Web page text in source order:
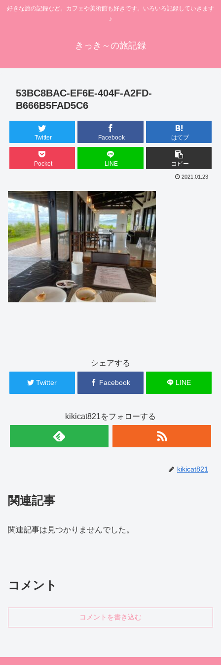
好きな旅の記録など。カフェや美術館も好きです。いろいろ記録していきます
♪
きっき～の旅記録
53BC8BAC-EF6E-404F-A2FD-
B666B5FAD5C6
Twitter Facebook はてブ
Pocket LINE コピー
2021.01.23
シェアする
Twitter Facebook LINE
kikicat821をフォローする
kikicat821
関連記事
関連記事は見つかりませんでした。
コメント
コメントを書き込む